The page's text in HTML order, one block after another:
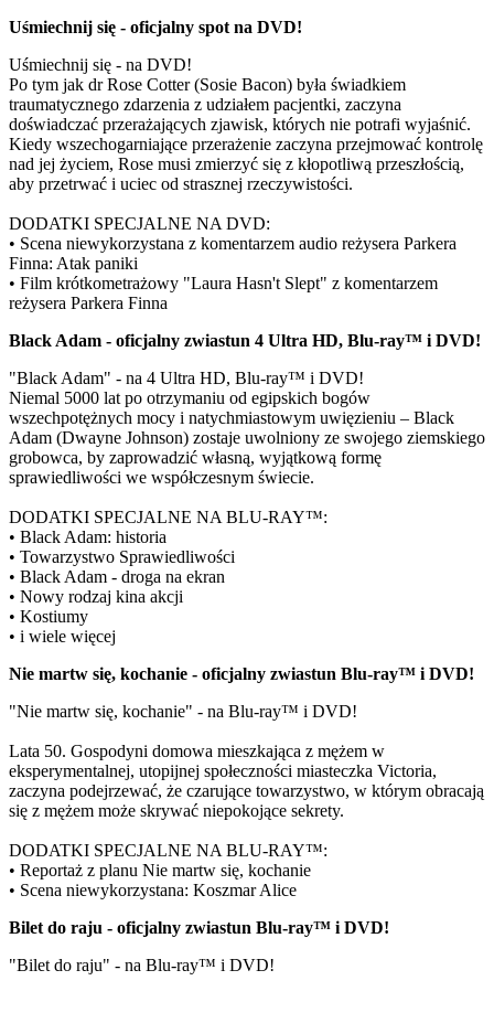
Uśmiechnij się - oficjalny spot na DVD!
Uśmiechnij się - na DVD!
Po tym jak dr Rose Cotter (Sosie Bacon) była świadkiem
traumatycznego zdarzenia z udziałem pacjentki, zaczyna
doświadczać przerażających zjawisk, których nie potrafi wyjaśnić.
Kiedy wszechogarniające przerażenie zaczyna przejmować kontrolę
nad jej życiem, Rose musi zmierzyć się z kłopotliwą przeszłością,
aby przetrwać i uciec od strasznej rzeczywistości.
DODATKI SPECJALNE NA DVD:
• Scena niewykorzystana z komentarzem audio reżysera Parkera
Finna: Atak paniki
• Film krótkometrażowy "Laura Hasn't Slept" z komentarzem
reżysera Parkera Finna
Black Adam - oficjalny zwiastun 4 Ultra HD, Blu-ray™ i DVD!
"Black Adam" - na 4 Ultra HD, Blu-ray™ i DVD!
Niemal 5000 lat po otrzymaniu od egipskich bogów
wszechpotężnych mocy i natychmiastowym uwięzieniu – Black
Adam (Dwayne Johnson) zostaje uwolniony ze swojego ziemskiego
grobowca, by zaprowadzić własną, wyjątkową formę
sprawiedliwości we współczesnym świecie.
DODATKI SPECJALNE NA BLU-RAY™:
• Black Adam: historia
• Towarzystwo Sprawiedliwości
• Black Adam - droga na ekran
• Nowy rodzaj kina akcji
• Kostiumy
• i wiele więcej
Nie martw się, kochanie - oficjalny zwiastun Blu-ray™ i DVD!
"Nie martw się, kochanie" - na Blu-ray™ i DVD!
Lata 50. Gospodyni domowa mieszkająca z mężem w
eksperymentalnej, utopijnej społeczności miasteczka Victoria,
zaczyna podejrzewać, że czarujące towarzystwo, w którym obracają
się z mężem może skrywać niepokojące sekrety.
DODATKI SPECJALNE NA BLU-RAY™:
• Reportaż z planu Nie martw się, kochanie
• Scena niewykorzystana: Koszmar Alice
Bilet do raju - oficjalny zwiastun Blu-ray™ i DVD!
"Bilet do raju" - na Blu-ray™ i DVD!